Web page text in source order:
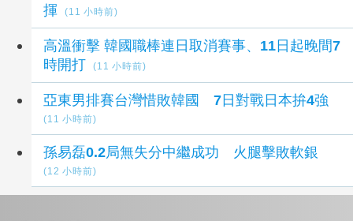
揮
(11 小時前)
高溫衝擊 韓國職棒連日取消賽事、11日起晚間7
時開打
(11 小時前)
亞東男排賽台灣惜敗韓國 7日對戰日本拚4強
(11 小時前)
孫易磊0.2局無失分中繼成功 火腿擊敗軟銀
(12 小時前)